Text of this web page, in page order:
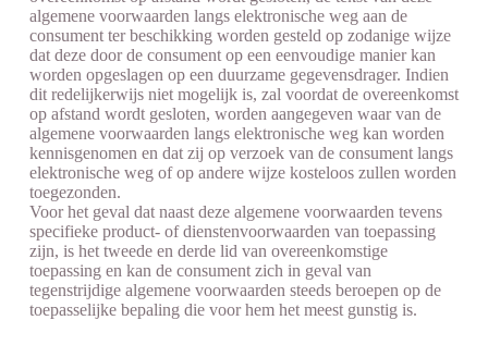
algemene voorwaarden langs elektronische weg aan de
consument ter beschikking worden gesteld op zodanige wijze
dat deze door de consument op een eenvoudige manier kan
worden opgeslagen op een duurzame gegevensdrager. Indien
dit redelijkerwijs niet mogelijk is, zal voordat de overeenkomst
op afstand wordt gesloten, worden aangegeven waar van de
algemene voorwaarden langs elektronische weg kan worden
kennisgenomen en dat zij op verzoek van de consument langs
elektronische weg of op andere wijze kosteloos zullen worden
toegezonden.
Voor het geval dat naast deze algemene voorwaarden tevens
specifieke product- of dienstenvoorwaarden van toepassing
zijn, is het tweede en derde lid van overeenkomstige
toepassing en kan de consument zich in geval van
tegenstrijdige algemene voorwaarden steeds beroepen op de
toepasselijke bepaling die voor hem het meest gunstig is.